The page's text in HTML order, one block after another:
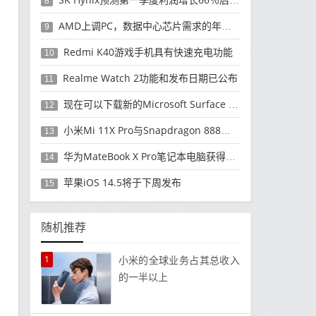
9 AMD上调PC，数据中心芯片需求的年度收入预测
10 Redmi K40游戏手机具有快速充电功能
11 Realme Watch 2功能和发布日期已公布
12 现在可以下载新的Microsoft Surface Duo更新
13 小米Mi 11X Pro与Snapdragon 888处理器一起发布
14 华为MateBook X Pro笔记本电脑获得全新升级
15 苹果iOS 14.5将于下周发布
随机推荐
1
小米的全球业务占其总收入
的一半以上